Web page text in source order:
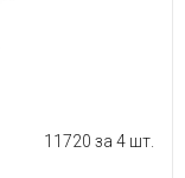
11720 за 4 шт.